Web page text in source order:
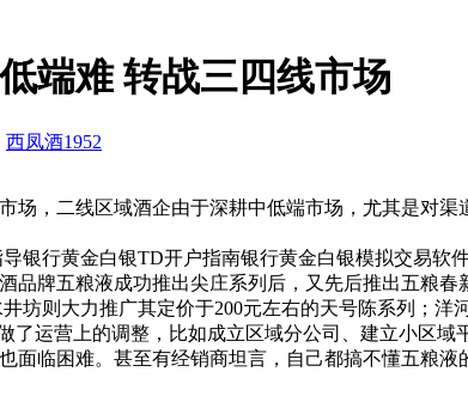
端难 转战三四线市场
西凤酒1952
场，二线区域酒企由于深耕中低端市场，尤其是对
银行黄金白银TD开户指南银行黄金白银模拟交易软
品牌五粮液成功推出尖庄系列后，又先后推出五粮
坊则大力推广其定价于200元左右的天号陈系列；
了运营上的调整，比如成立区域分公司、建立小区
面临困难。甚至有经销商坦言，自己都搞不懂五粮